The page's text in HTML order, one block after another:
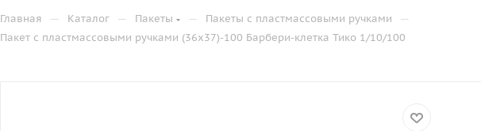
Главная — Каталог — Пакеты — Пакеты с пластмассовыми ручками —
Пакет с пластмассовыми ручками (36х37)-100 Барбери-клетка Тико 1/10/100